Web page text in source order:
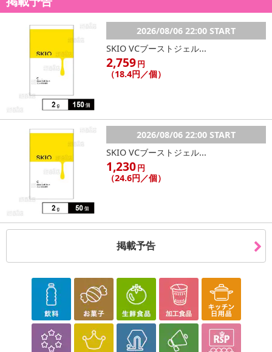
など使い方はあなた次第
・原産国（最終加工地）：中国
・商品カラー：ブラック
・使用方法：
裏面のON／OFFボタンで削除の切り替えが出来ます。
ONは削除ボタンを押して消去可能です。
OFFは削除ロック。不注意での消去を防ぎます。
・商品サイズ：約28.0×18.5×0.5cm
・商品重量：約165g
・その他商品仕様：
付属品：テスト用ボタン電池×1
簡易取扱説明書
・注意事項：
※簡易包装になります。
※お申し込みの前に利用規約やQ&Aを一読を頂きましてご納得
の上お申し込みををお願い致します。
ございます。
※製造過程によりサイズや色合いなどに若干の差が生じる場合
がございます。
※輸入品の為、多少の汚れ、スレがある場合がございます。
※商品入荷時期によりパッケージの商品デザインと実際の商品
2026/08/06 22:00 START
SKIO VCブーストジェル...
2,759円
（18.4円／個）
2026/08/06 22:00 START
SKIO VCブーストジェル...
1,230円
（24.6円／個）
掲載予告